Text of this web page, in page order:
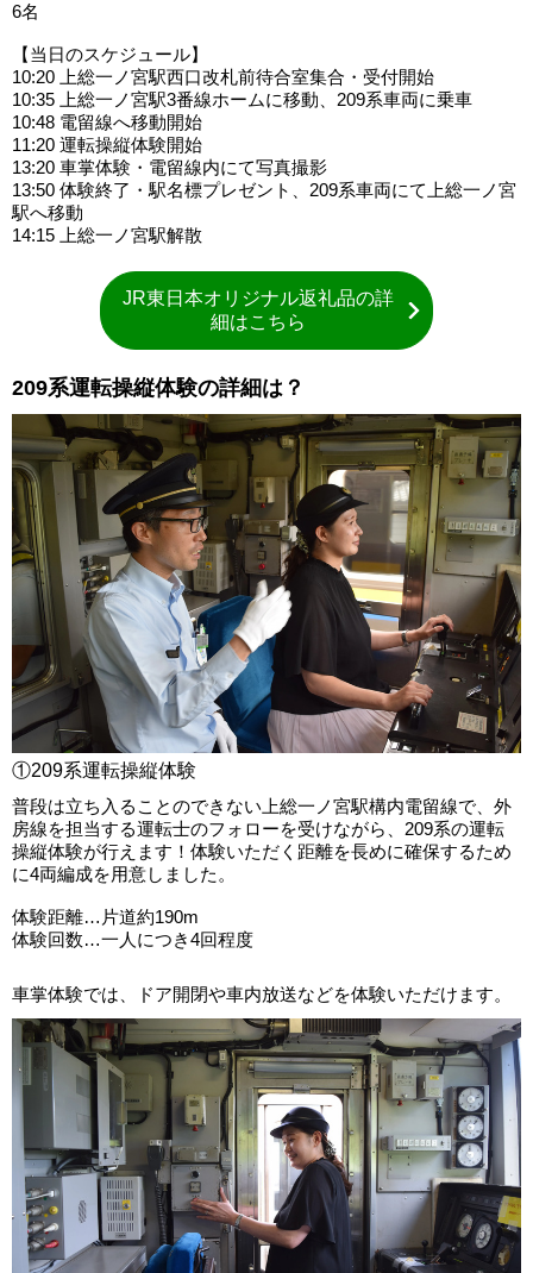
6名
【当日のスケジュール】
10:20 上総一ノ宮駅西口改札前待合室集合・受付開始
10:35 上総一ノ宮駅3番線ホームに移動、209系車両に乗車
10:48 電留線へ移動開始
11:20 運転操縦体験開始
13:20 車掌体験・電留線内にて写真撮影
13:50 体験終了・駅名標プレゼント、209系車両にて上総一ノ宮
駅へ移動
14:15 上総一ノ宮駅解散
JR東日本オリジナル返礼品の詳
細はこちら
209系運転操縦体験の詳細は？
①209系運転操縦体験
普段は立ち入ることのできない上総一ノ宮駅構内電留線で、外
房線を担当する運転士のフォローを受けながら、209系の運転
操縦体験が行えます！体験いただく距離を長めに確保するため
に4両編成を用意しました。
体験距離…片道約190m
体験回数…一人につき4回程度
車掌体験では、ドア開閉や車内放送などを体験いただけます。